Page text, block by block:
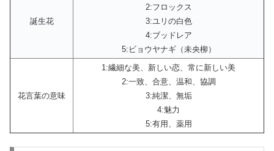
誕生花
2:フロックス
3:ユリの白色
4:ブッドレア
5:ビョウヤナギ（未央柳）
花言葉の意味
1:繊細な美、新しい恋、常に新しい美
2:一致、合意、温和、協調
3:純潔、無垢
4:魅力
5:有用、薬用